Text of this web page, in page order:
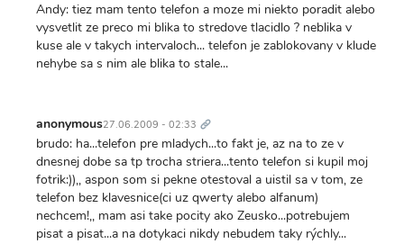
Andy: tiez mam tento telefon a moze mi niekto poradit alebo
vysvetlit ze preco mi blika to stredove tlacidlo ? neblika v
kuse ale v takych intervaloch... telefon je zablokovany v klude
nehybe sa s nim ale blika to stale...
anonymous27.06.2009 - 02:33 odkaz
brudo: ha...telefon pre mladych...to fakt je, az na to ze v
dnesnej dobe sa tp trocha striera...tento telefon si kupil moj
fotrik:)),, aspon som si pekne otestoval a uistil sa v tom, ze
telefon bez klavesnice(ci uz qwerty alebo alfanum)
nechcem!,, mam asi take pocity ako Zeusko...potrebujem
pisat a pisat...a na dotykaci nikdy nebudem taky rýchly...